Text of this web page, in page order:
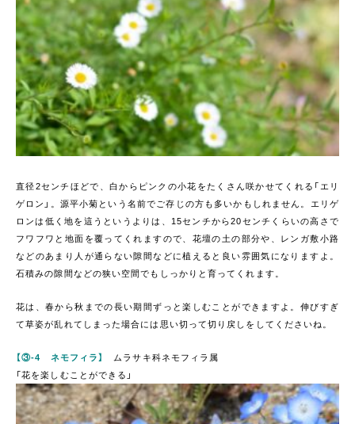
直径2センチほどで、白からピンクの小花をたくさん咲かせてくれる「エリ
ゲロン」。源平小菊という名前でご存じの方も多いかもしれません。エリゲ
ロンは低く地を這うというよりは、15センチから20センチくらいの高さで
フワフワと地面を覆ってくれますので、花壇の土の部分や、レンガ敷小路
などのあまり人が通らない隙間などに植えると良い雰囲気になりますよ。
石積みの隙間などの狭い空間でもしっかりと育ってくれます。
花は、春から秋までの長い期間ずっと楽しむことができますよ。伸びすぎ
て草姿が乱れてしまった場合には思い切って切り戻しをしてくださいね。
【③-4 ネモフィラ】
ムラサキ科ネモフィラ属
「花を楽しむことができる」